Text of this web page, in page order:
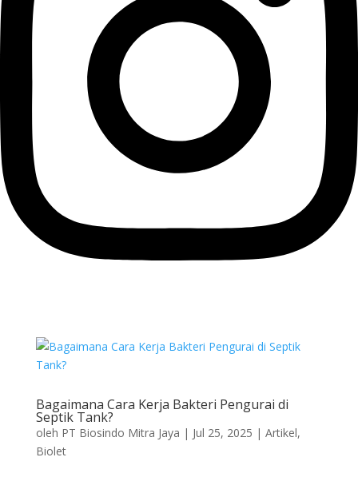
Bagaimana Cara Kerja Bakteri Pengurai di
Septik Tank?
oleh PT Biosindo Mitra Jaya | Jul 25, 2025 | Artikel,
Biolet